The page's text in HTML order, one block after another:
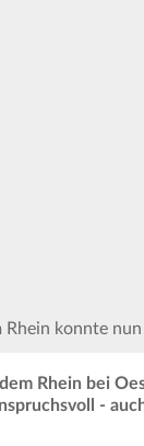
Rhein konnte
Rhein bei
-